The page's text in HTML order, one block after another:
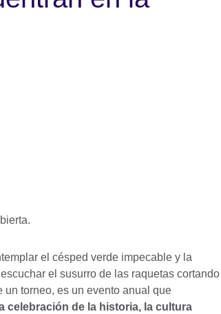
el césped verde impecable y la
el susurro de las raquetas cortando
un torneo, es un evento anual que
celebración de la historia, la cultura